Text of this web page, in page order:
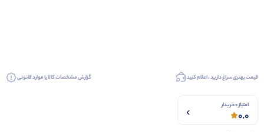
قیمت بهتری سراغ دارید ، اعلام کنید گزارش مشخصات کالا یا موارد قانونی
امتیاز 0 خریدار
0.0